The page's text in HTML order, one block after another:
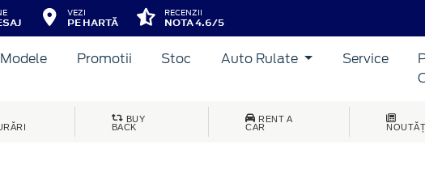
VEZI
PE HARTĂ
RECENZII
NOTA 4.6/5
Modele Promotii Stoc Auto Rulate Service
BUY
BACK
RENT A
CAR